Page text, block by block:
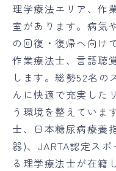
理学療法エリア、作
室があります。病気
の回復・復帰へ向け
作業療法士、言語聴
します。総勢52名の
んに快適で充実した
う環境を整えていま
士、日本糖尿病療養
器)、JARTA認定ス
る理学療法士が在籍